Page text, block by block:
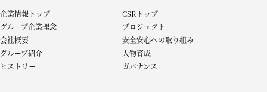
企業情報トップ
グループ企業理念
会社概要
グループ紹介
ヒストリー
CSRトップ
プロジェクト
安全安心への取り組み
人物育成
ガバナンス